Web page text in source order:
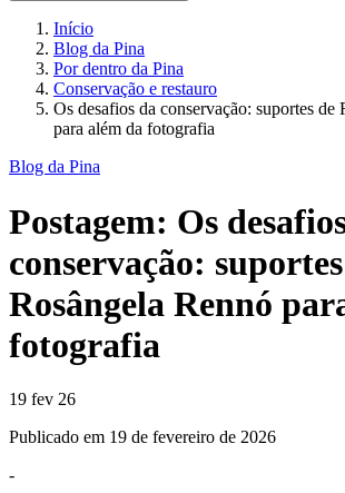
Início
Blog da Pina
Por dentro da Pina
Conservação e restauro
Os desafios da conservação: suportes de
para além da fotografia
Blog da Pina
Postagem: Os
conservação:
Rosângela Rennó
fotografia
19 fev 26
Publicado em 19 de fevereiro de 2026
-